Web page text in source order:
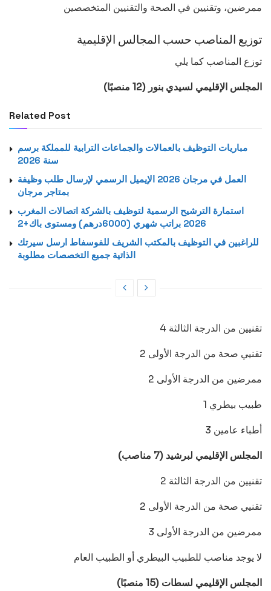
ممرضين، وتقنيين في الصحة والتقنيين المتخصصين
توزيع المناصب حسب المجالس الإقليمية
توزع المناصب كما يلي
المجلس الإقليمي لسيدي بنور (12 منصبًا)
Related Post
مباريات التوظيف بالعمالات والجماعات الترابية للمملكة برسم
سنة 2026
العمل في مرجان 2026 الإيميل الرسمي لإرسال طلب وظيفة
بمتاجر مرجان
استمارة الترشيح الرسمية لتوظيف بالشركة اتصالات المغرب
2026 براتب شهري (6000درهم) ومستوى باك+2
للراغبين في التوظيف بالمكتب الشريف للفوسفاط ارسل سيرتك
الذاتية جميع التخصصات مطلوبة
4 تقنيين من الدرجة الثالثة
2 تقنيي صحة من الدرجة الأولى
2 ممرضين من الدرجة الأولى
1 طبيب بيطري
3 أطباء عامين
المجلس الإقليمي لبرشيد (7 مناصب)
2 تقنيين من الدرجة الثالثة
2 تقنيي صحة من الدرجة الأولى
3 ممرضين من الدرجة الأولى
لا يوجد مناصب للطبيب البيطري أو الطبيب العام
المجلس الإقليمي لسطات (15 منصبًا)